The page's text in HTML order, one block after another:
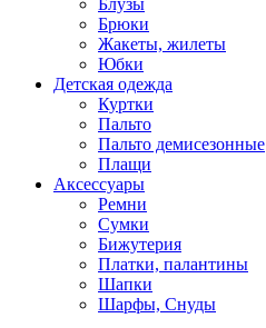
Блузы
Брюки
Жакеты, жилеты
Юбки
Детская одежда
Куртки
Пальто
Пальто демисезонные
Плащи
Аксессуары
Ремни
Сумки
Бижутерия
Платки, палантины
Шапки
Шарфы, Снуды